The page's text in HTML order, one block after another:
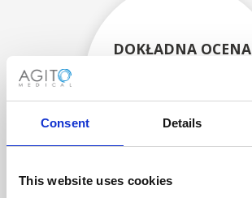
Consent Details
This website uses cookies
DOKŁADNA OCENA